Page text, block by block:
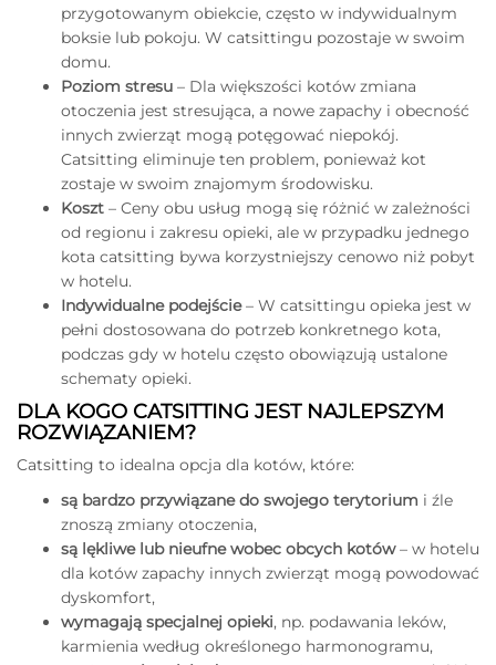
przygotowanym obiekcie, często w indywidualnym
boksie lub pokoju. W catsittingu pozostaje w swoim
domu.
Poziom stresu – Dla większości kotów zmiana
otoczenia jest stresująca, a nowe zapachy i obecność
innych zwierząt mogą potęgować niepokój.
Catsitting eliminuje ten problem, ponieważ kot
zostaje w swoim znajomym środowisku.
Koszt – Ceny obu usług mogą się różnić w zależności
od regionu i zakresu opieki, ale w przypadku jednego
kota catsitting bywa korzystniejszy cenowo niż pobyt
w hotelu.
Indywidualne podejście– W catsittingu opieka jest w
pełni dostosowana do potrzeb konkretnego kota,
podczas gdy w hotelu często obowiązują ustalone
schematy opieki.
DLA KOGO CATSITTING JEST NAJLEPSZYM
ROZWIĄZANIEM?
Catsitting to idealna opcja dla kotów, które:
są bardzo przywiązane do swojego terytorium i źle
znoszą zmiany otoczenia,
są lękliwe lub nieufne wobec obcych kotów– w hotelu
dla kotów zapachy innych zwierząt mogą powodować
dyskomfort,
wymagają specjalnej opieki, np. podawania leków,
karmienia według określonego harmonogramu,